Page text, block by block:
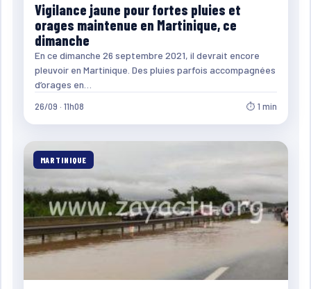
Vigilance jaune pour fortes pluies et
orages maintenue en Martinique, ce
dimanche
En ce dimanche 26 septembre 2021, il devrait encore
pleuvoir en Martinique. Des pluies parfois accompagnées
d’orages en…
26/09 · 11h08 ⏱ 1 min
MARTINIQUE